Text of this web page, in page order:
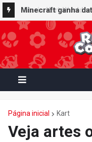
Minecraft ganha
Super Mario Mash-
gráfica exclusiva
Página inicial Kart
Veja artes